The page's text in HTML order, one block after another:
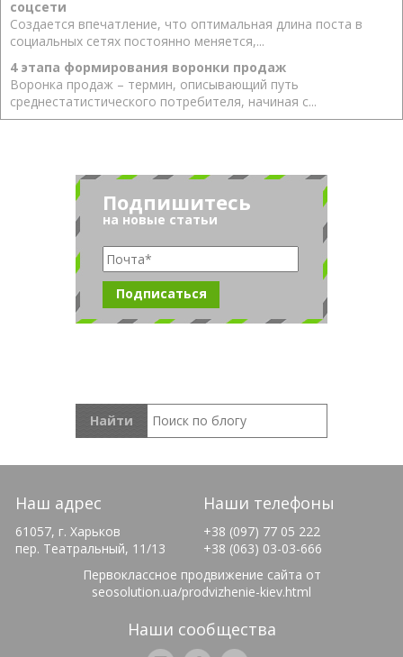
соцсети
Создается впечатление, что оптимальная длина поста в
социальных сетях постоянно меняется,...
4 этапа формирования воронки продаж
Воронка продаж – термин, описывающий путь
среднестатистического потребителя, начиная с...
Подпишитесь
на новые статьи
Наш адрес
61057, г. Харьков
пер. Театральный, 11/13
Наши телефоны
+38 (097) 77 05 222
+38 (063) 03-03-666
Первоклассное продвижение сайта от
seosolution.ua/prodvizhenie-kiev.html
Наши сообщества